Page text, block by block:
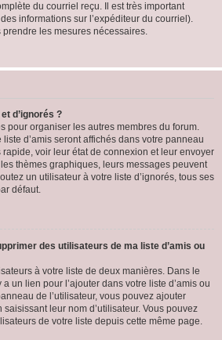
du courriel reçu. Il est très important
informations sur l’expéditeur du courriel).
prendre les mesures nécessaires.
d’ignorés ?
pour organiser les autres membres du forum.
d’amis seront affichés dans votre panneau
rapide, voir leur état de connexion et leur envoyer
thèmes graphiques, leurs messages peuvent
un utilisateur à votre liste d’ignorés, tous ses
défaut.
des utilisateurs de ma liste d’amis ou
à votre liste de deux manières. Dans le
un lien pour l’ajouter dans votre liste d’amis ou
de l’utilisateur, vous pouvez ajouter
leur nom d’utilisateur. Vous pouvez
de votre liste depuis cette même page.